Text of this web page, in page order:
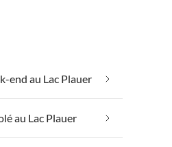
end au Lac Plauer
au Lac Plauer